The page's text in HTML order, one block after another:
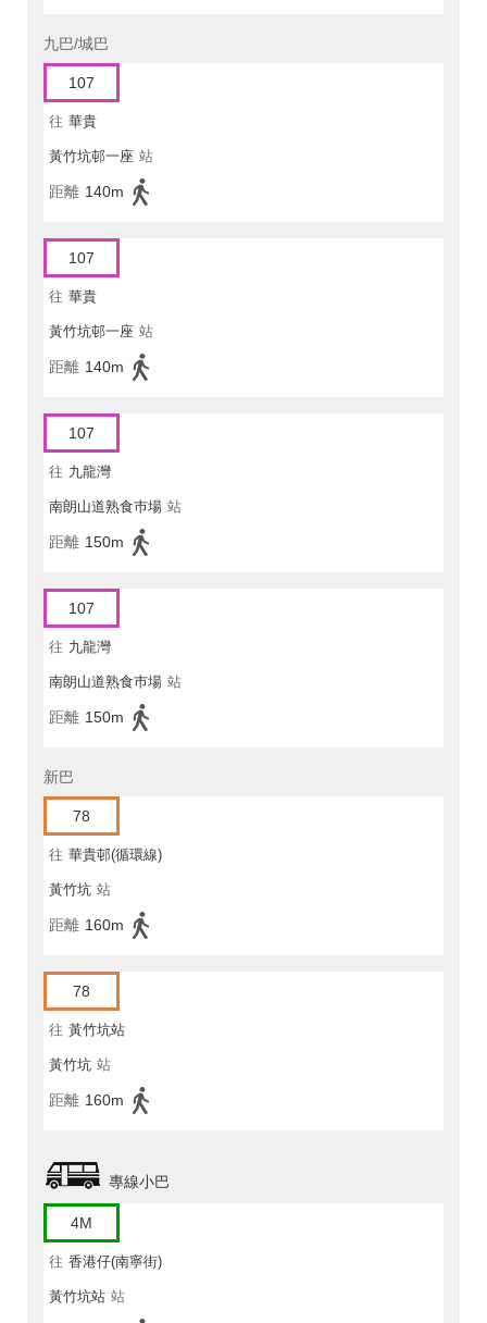
九巴/城巴
107
往 華貴
黃竹坑邨一座 站
距離 140m
107
往 華貴
黃竹坑邨一座 站
距離 140m
107
往 九龍灣
南朗山道熟食巿場 站
距離 150m
107
往 九龍灣
南朗山道熟食巿場 站
距離 150m
新巴
78
往 華貴邨(循環線)
黃竹坑 站
距離 160m
78
往 黃竹坑站
黃竹坑 站
距離 160m
專線小巴
4M
往 香港仔(南寧街)
黃竹坑站 站